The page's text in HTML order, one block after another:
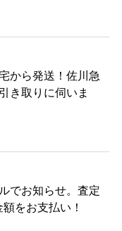
から発送！佐川急
き取りに伺いま
でお知らせ。査定
をお支払い！